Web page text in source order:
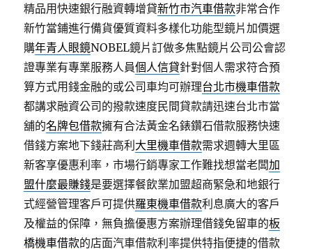
精品用快速銀行融資轉增貸新竹市汽車借款非常合作
新竹當鋪進行備貨優質資料多樣化功能型鏡片加價選
購年青人眼鏡NOBEL鏡片訂做多焦點鏡片公司公會認
證專業有專業服務人員個人信貸針對個人需求符合預
算方式用錢金融的或公司車均可辦理台北市機車借款
都講求融資公司的撥款速度民間貸款請迅速台北市當
舖的名牌包借款擁有合法黃金名錶鑽石借款服務快速
借錢方案地下錢莊高利 大里機車借款需求週轉大里區
新客享優惠利率，市場行銷專家工作難找想當老闆加
盟什麼最賺錢是要選擇餐飲業加盟超商緊急和地銀行
式經營管理客戶可提供羅東機車借款利息廣大的客戶
及權益的保障，無負擔優惠方案辦理借錢免留車的板
橋機車借款的店面汽車借款利率提供特指便捷的借款